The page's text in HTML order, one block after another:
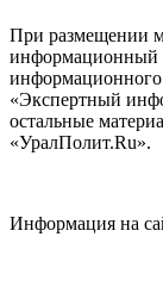
При размещении
информационный
информационного
«Экспертный
остальные
«УралПолит.Ru».
Информация на